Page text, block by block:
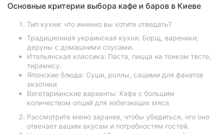
Основные критерии выбора кафе и баров в Киеве
Тип кухни: что именно вы хотите отведать?
Традиционная украинская кухня: Борщ, вареники,
деруны с домашними соусами.
Итальянская классика: Паста, пицца на тонком тесте,
тирамису.
Японские блюда: Суши, роллы, сашими для фанатов
экзотики
Вегетарианские варианты: Кафе с большим
количеством опций для избегающих мяса
Рассмотрите меню заранее, чтобы убедиться, что оно
отвечает вашим вкусам и потребностям гостей.